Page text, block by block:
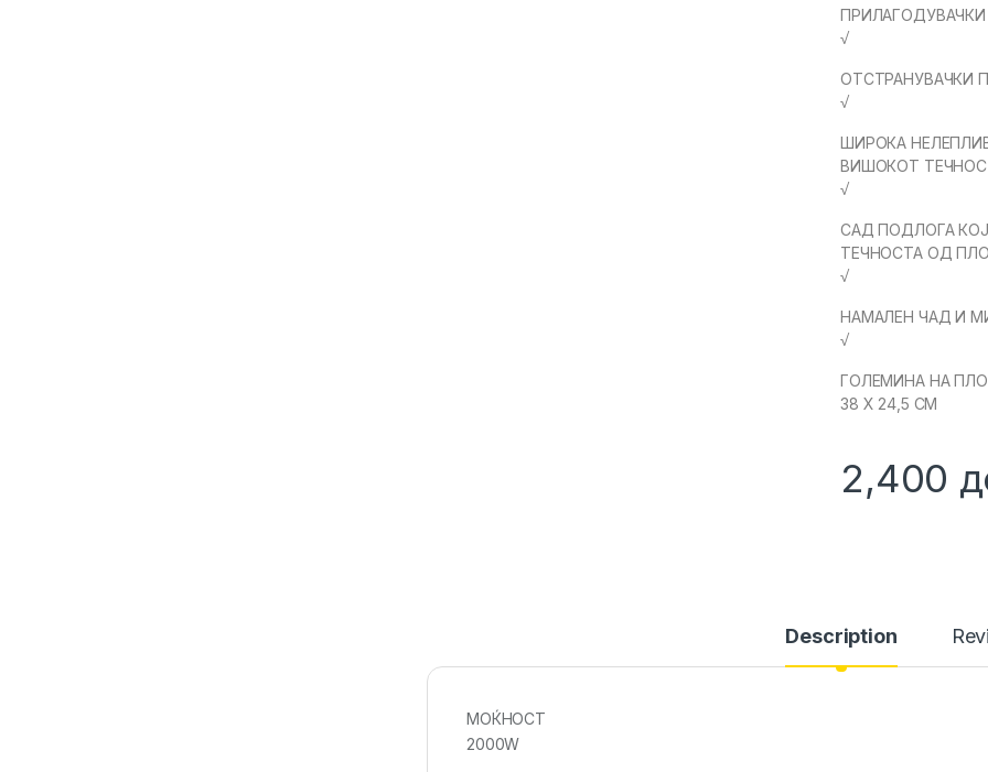
√
ОТСТРАНУВАЧКИ
√
ШИРОКА
ВИШОКОТ
√
САД ПОДЛОГА
ТЕЧНОСТА ОД
√
НАМАЛЕН ЧАД И
√
ГОЛЕМИНА НА
38 X 24,5 CM
2,400
Description
MOЌНОСТ
2000W